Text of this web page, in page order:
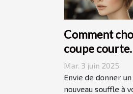
Comment
coupe courte
dégradée
pour votre
Mar. 3 juin 2025
Envie de donner un
nouveau souffle à